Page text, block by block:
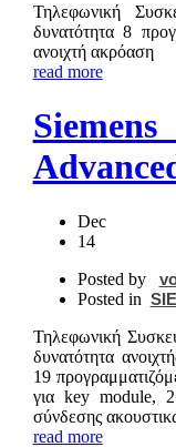
Τηλεφωνική
δυνατότητα 8
ανοιχτή ακρόαση
read more
Dec
14
Posted by
Posted in
Τηλεφωνική
δυνατότητα
19
για key module,
σύνδεσης
read more